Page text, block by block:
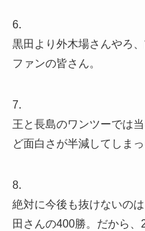
6.
黒田より外木場さんやろ
ファンの皆さん。
7.
王と長島のワンツーでは
ど面白さが半減してしま
8.
絶対に今後も抜けないの
田さんの400勝。だから、